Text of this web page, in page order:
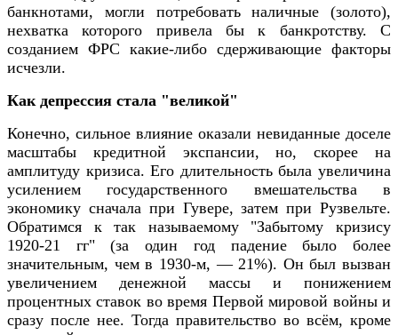
банкнотами, могли потребовать наличные (золото),
нехватка которого привела бы к банкротству. С
созданием ФРС какие-либо сдерживающие факторы
исчезли.
Как депрессия стала "великой"
Конечно, сильное влияние оказали невиданные доселе
масштабы кредитной экспансии, но, скорее на
амплитуду кризиса. Его длительность была увеличина
усилением государственного вмешательства в
экономику сначала при Гувере, затем при Рузвельте.
Обратимся к так называемому "Забытому кризису
1920-21 гг" (за один год падение было более
значительным, чем в 1930-м, — 21%). Он был вызван
увеличением денежной массы и понижением
процентных ставок во время Первой мировой войны и
сразу после нее. Тогда правительство во всём, кроме